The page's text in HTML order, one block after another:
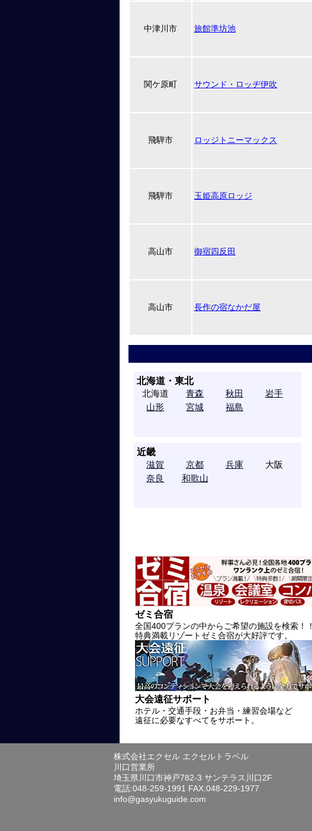
中津川市 旅館準坊池
関ケ原町 サウンド・ロッヂ伊吹
飛騨市 ロッジトニーマックス
飛騨市 玉姫高原ロッジ
高山市 御宿四反田
高山市 長作の宿なかだ屋
北海道・東北
北海道 青森 秋田
岩手
山形
宮城 福島
近畿
滋賀 京都 兵庫
大阪
奈良
和歌山
ゼミ合宿
全国400プランの中からご希望の施設を検索！！
特典満載リゾートゼミ合宿が大好評です。
大会遠征サポート
ホテル・交通手段・お弁当・練習会場など
遠征に必要なすべてをサポート。
株式会社エクセル エクセルトラベル
川口営業所
埼玉県川口市神戸782-3 サンテラス川口2F
電話:048-259-1991 FAX:048-229-1977
info@gasyukuguide.com